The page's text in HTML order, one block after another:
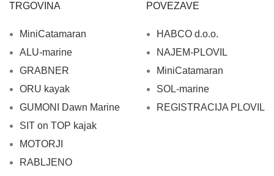
TRGOVINA
MiniCatamaran
ALU-marine
GRABNER
ORU kayak
GUMONI Dawn Marine
SIT on TOP kajak
MOTORJI
RABLJENO
POVEZAVE
HABCO d.o.o.
NAJEM-PLOVIL
MiniCatamaran
SOL-marine
REGISTRACIJA PLOVIL